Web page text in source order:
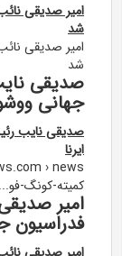
امیر صدیقی
شد
امیر صدیقی
شد
صدیقی
جهانی
صدیقی نایب
ایرنا
کمیته-کونگ-فو...
امیر
فدراسیون